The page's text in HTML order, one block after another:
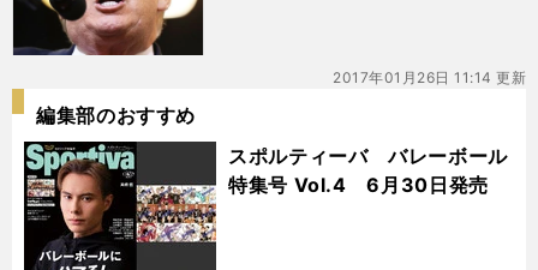
2017年01月26日 11:14 更新
編集部のおすすめ
スポルティーバ バレーボール
特集号 Vol.4 6月30日発売